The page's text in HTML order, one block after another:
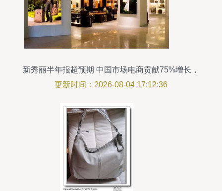
新秀丽半年报超预期 中国市场电商贡献75%增长，
箱包销售强劲提振股价
更新时间：2026-08-04 17:12:36